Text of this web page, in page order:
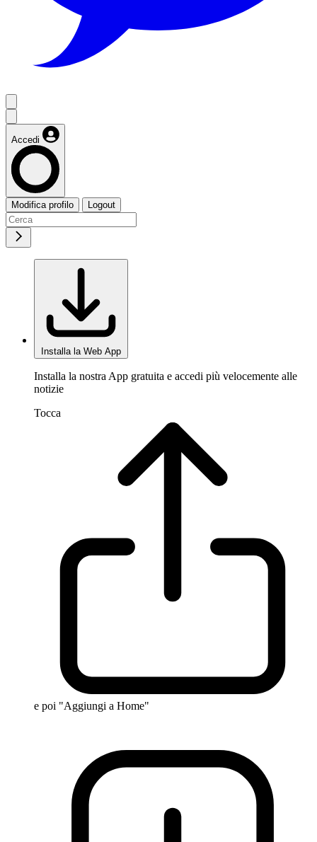
Accedi
Modifica profilo Logout
Installa la Web App
Installa la nostra App gratuita e accedi più velocemente alle
notizie
Tocca
e poi "Aggiungi a Home"